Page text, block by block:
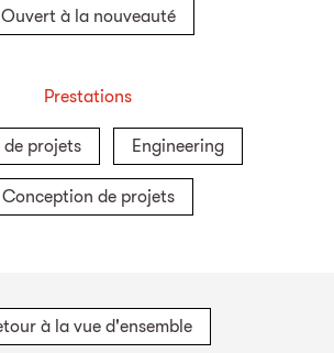
Ouvert à la nouveauté
Prestations
projets Engineering
Conception de projets
à la vue d'ensemble